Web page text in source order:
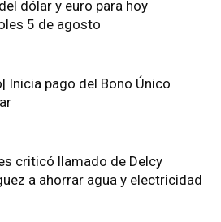
dólar y euro para hoy
5 de agosto
Inicia pago del Bono Único
criticó llamado de Delcy
a ahorrar agua y electricidad